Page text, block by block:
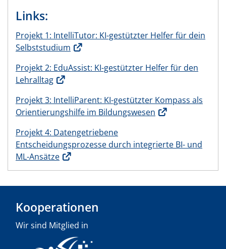
Links:
Projekt 1: IntelliTutor: KI-gestützter Helfer für dein
Selbststudium
Projekt 2: EduAssist: KI-gestützter Helfer für den
Lehralltag
Projekt 3: IntelliParent: KI-gestützter Kompass als
Orientierungshilfe im Bildungswesen
Projekt 4: Datengetriebene
Entscheidungsprozesse durch integrierte BI- und
ML-Ansätze
Kooperationen
Wir sind Mitglied in